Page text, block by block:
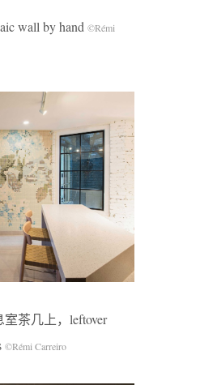
wall by hand ©Rémi
茶几上，leftover
©Rémi Carreiro